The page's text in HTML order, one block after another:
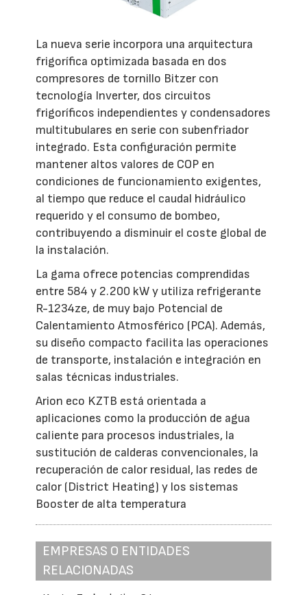
La nueva serie incorpora una arquitectura
frigorífica optimizada basada en dos
compresores de tornillo Bitzer con
tecnología Inverter, dos circuitos
frigoríficos independientes y condensadores
multitubulares en serie con subenfriador
integrado. Esta configuración permite
mantener altos valores de COP en
condiciones de funcionamiento exigentes,
al tiempo que reduce el caudal hidráulico
requerido y el consumo de bombeo,
contribuyendo a disminuir el coste global de
la instalación.
La gama ofrece potencias comprendidas
entre 584 y 2.200 kW y utiliza refrigerante
R-1234ze, de muy bajo Potencial de
Calentamiento Atmosférico (PCA). Además,
su diseño compacto facilita las operaciones
de transporte, instalación e integración en
salas técnicas industriales.
Arion eco KZTB está orientada a
aplicaciones como la producción de agua
caliente para procesos industriales, la
sustitución de calderas convencionales, la
recuperación de calor residual, las redes de
calor (District Heating) y los sistemas
Booster de alta temperatura
EMPRESAS O ENTIDADES
RELACIONADAS